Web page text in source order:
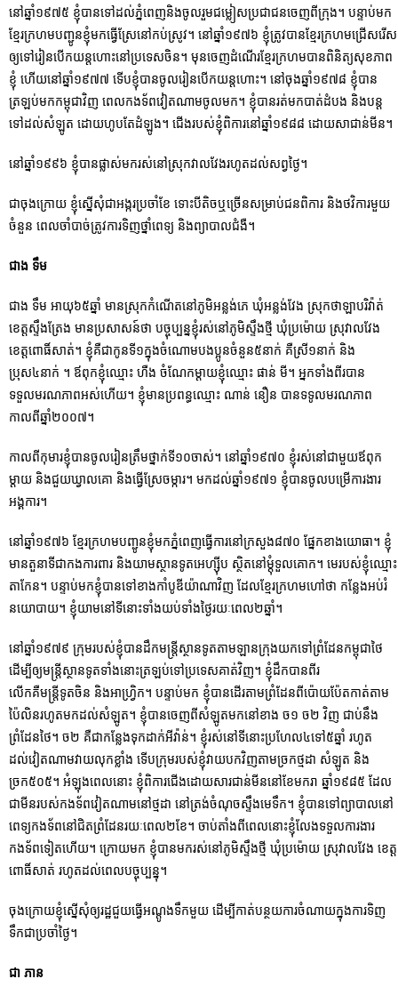
នៅឆ្នាំ១៩៧៥ ខ្ញុំបានទៅដល់ភ្នំពេញនិងចូលរួមជម្លៀសប្រជាជនចេញពីក្រុង។ បន្ទាប់មក
ខ្មែរក្រហមបញ្ជូនខ្ញុំមកធ្វើស្រែនៅកប់ស្រូវ។ នៅឆ្នាំ១៩៧៦ ខ្ញុំត្រូវបានខ្មែរក្រហមជ្រើសរើស
ឲ្យទៅរៀនបើកយន្តហោះនៅប្រទេសចិន។ មុនចេញដំណើរខ្មែរក្រហមបានពិនិត្យសុខភាព
ខ្ញុំ ហើយនៅឆ្នាំ១៩៧៧ ទើបខ្ញុំបានចូលរៀនបើកយន្តហោះ។ នៅចុងឆ្នាំ១៩៧៨ ខ្ញុំបាន
ត្រឡប់មកកម្ពុជាវិញ ពេលកងទ័ពវៀតណាមចូលមក។ ខ្ញុំបានរត់មកបាត់ដំបង និងបន្ត
ទៅដល់សំឡូត ដោយហូបតែដំឡូង។ ជើងរបស់ខ្ញុំពិការនៅឆ្នាំ១៩៨៨ ដោយសាជាន់មីន។
នៅឆ្នាំ១៩៩៦ ខ្ញុំបានផ្លាស់មករស់នៅស្រុកវាលវែងរហូតដល់សព្វថ្ងៃ។
ជាចុងក្រោយ ខ្ញុំស្នើសុំជាអង្ករប្រចាំខែ ទោះបីតិចឬច្រើនសម្រាប់ជនពិការ និងថវិការមួយ
ចំនួន ពេលចាំបាច់ត្រូវការទិញថ្នាំពេទ្យ និងព្យាបាលជំងឺ។
ជាង ទឹម
ជាង ទឹម អាយុ៦៥ឆ្នាំ មានស្រុកកំណើតនៅភូមិអន្លង់ភេ ឃុំអន្លង់វែង ស្រុកថាឡាបរិវ៉ាត់
ខេត្តស្ទឹងត្រែង មានប្រសាសន៍ថា បច្ចុប្បន្នខ្ញុំរស់នៅភូមិស្ទឹងថ្មី ឃុំប្រម៉ោយ ស្រុវាលវែង
ខេត្តពោធិ៍សាត់។ ខ្ញុំគឺជាកូនទី១ក្នុងចំណោមបងប្អូនចំនួន៥នាក់ គឺស្រី១នាក់ និង
ប្រុស៤នាក់ ។ ឪពុកខ្ញុំឈ្មោះ ហឺង ចំណែកម្តាយខ្ញុំឈ្មោះ ផាន់ មី។ អ្នកទាំងពីរបាន
ទទួលមរណភាពអស់ហើយ។ ខ្ញុំមានប្រពន្ធឈ្មោះ ណាន់ នឿន បានទទូលមរណភាព
កាលពីឆ្នាំ២០០៧។
កាលពីកុមារខ្ញុំបានចូលរៀនត្រឹមថ្នាក់ទី១០ចាស់។ នៅឆ្នាំ១៩៧០ ខ្ញុំរស់នៅជាមួយឪពុក
ម្តាយ និងជួយឃ្វាលគោ និងធ្វើស្រែចម្ការ។ មកដល់ឆ្នាំ១៩៧១ ខ្ញុំបានចូលបម្រើការងារ
អង្គការ។
នៅឆ្នាំ១៩៧៦ ខ្មែរក្រហមបញ្ជូនខ្ញុំមកភ្នំពេញធ្វើការនៅក្រសួង៨៧០ ផ្នែកខាងយោធា។ ខ្ញុំ
មានតួនាទីជាកងការពារ និងយាមស្ថានទូតអេហ្ស៊ីប ស្ថិតនៅម្តុំទួលគោក។ មេរបស់ខ្ញុំឈ្មោះ
តាកែន។ បន្ទាប់មកខ្ញុំបានទៅខាងកាំបូឌីយ៉ាណាវិញ ដែលខ្មែរក្រហមហៅថា កន្លែងអប់រំ
នយោបាយ។ ខ្ញុំយាមនៅទីនោះទាំងយប់ទាំងថ្ងៃរយៈពេល២ឆ្នាំ។
នៅឆ្នាំ១៩៧៩ ក្រុមរបស់ខ្ញុំបានដឹកមន្រ្តីស្ថានទូតតាមឡានក្រុងយកទៅព្រំដែនកម្ពុជាថៃ
ដើម្បីឲ្យមន្រ្តីស្ថានទូតទាំងនោះត្រឡប់ទៅប្រទេសគាត់វិញ។ ខ្ញុំដឹកបានពីរ
លើកគឺមន្រ្តីទូតចិន និងអាហ្វ្រិក។ បន្ទាប់មក ខ្ញុំបានដើរតាមព្រំដែនពីប៉ោយប៉ែតកាត់តាម
ប៉ៃលិនរហូតមកដល់សំឡូត។ ខ្ញុំបានចេញពីសំឡូតមកនៅខាង ច១ ច២ វិញ ជាប់នឹង
ព្រំដែនថៃ។ ច២ គឺជាកន្លែងទុកដាក់អីវ៉ាន់។ ខ្ញុំរស់នៅទីនោះប្រហែល៤ទៅ៥ឆ្នាំ រហូត
ដល់វៀតណាមវាយលុកខ្លាំង ទើបក្រុមរបស់ខ្ញុំវាយបកវិញតាមច្រកថ្មដា សំឡូត និង
ច្រក៥០៥។ អំឡុងពេលនោះ ខ្ញុំពិការជើងដោយសារជាន់មីននៅខែមករា ឆ្នាំ១៩៨៥ ដែល
ជាមីនរបស់កងទ័ពវៀតណាមនៅថ្មដា នៅត្រង់ចំណុចស្ទឹងមេទឹក។ ខ្ញុំបានទៅព្យាបាលនៅ
ពេទ្យកងទ័ពនៅជិតព្រំដែនរយៈពេល២ខែ។ ចាប់តាំងពីពេលនោះខ្ញុំលែងទទួលការងារ
កងទ័ពទៀតហើយ។ ក្រោយមក ខ្ញុំបានមករស់នៅភូមិស្ទឹងថ្មី ឃុំប្រម៉ោយ ស្រុវាលវែង ខេត្ត
ពោធិ៍សាត់ រហូតដល់ពេលបច្ចុប្បន្នុ។
ចុងក្រោយខ្ញុំស្នើសុំឲ្យរដ្ឋជួយធ្វើអណ្តូងទឹកមួយ ដើម្បីកាត់បន្ថយការចំណាយក្នុងការទិញ
ទឹកជាប្រចាំថ្ងៃ។
ជា ភាន